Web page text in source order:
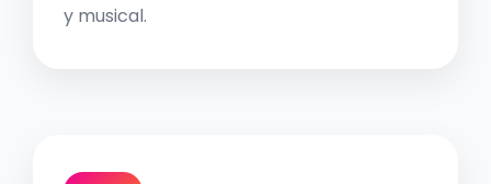
y musical.